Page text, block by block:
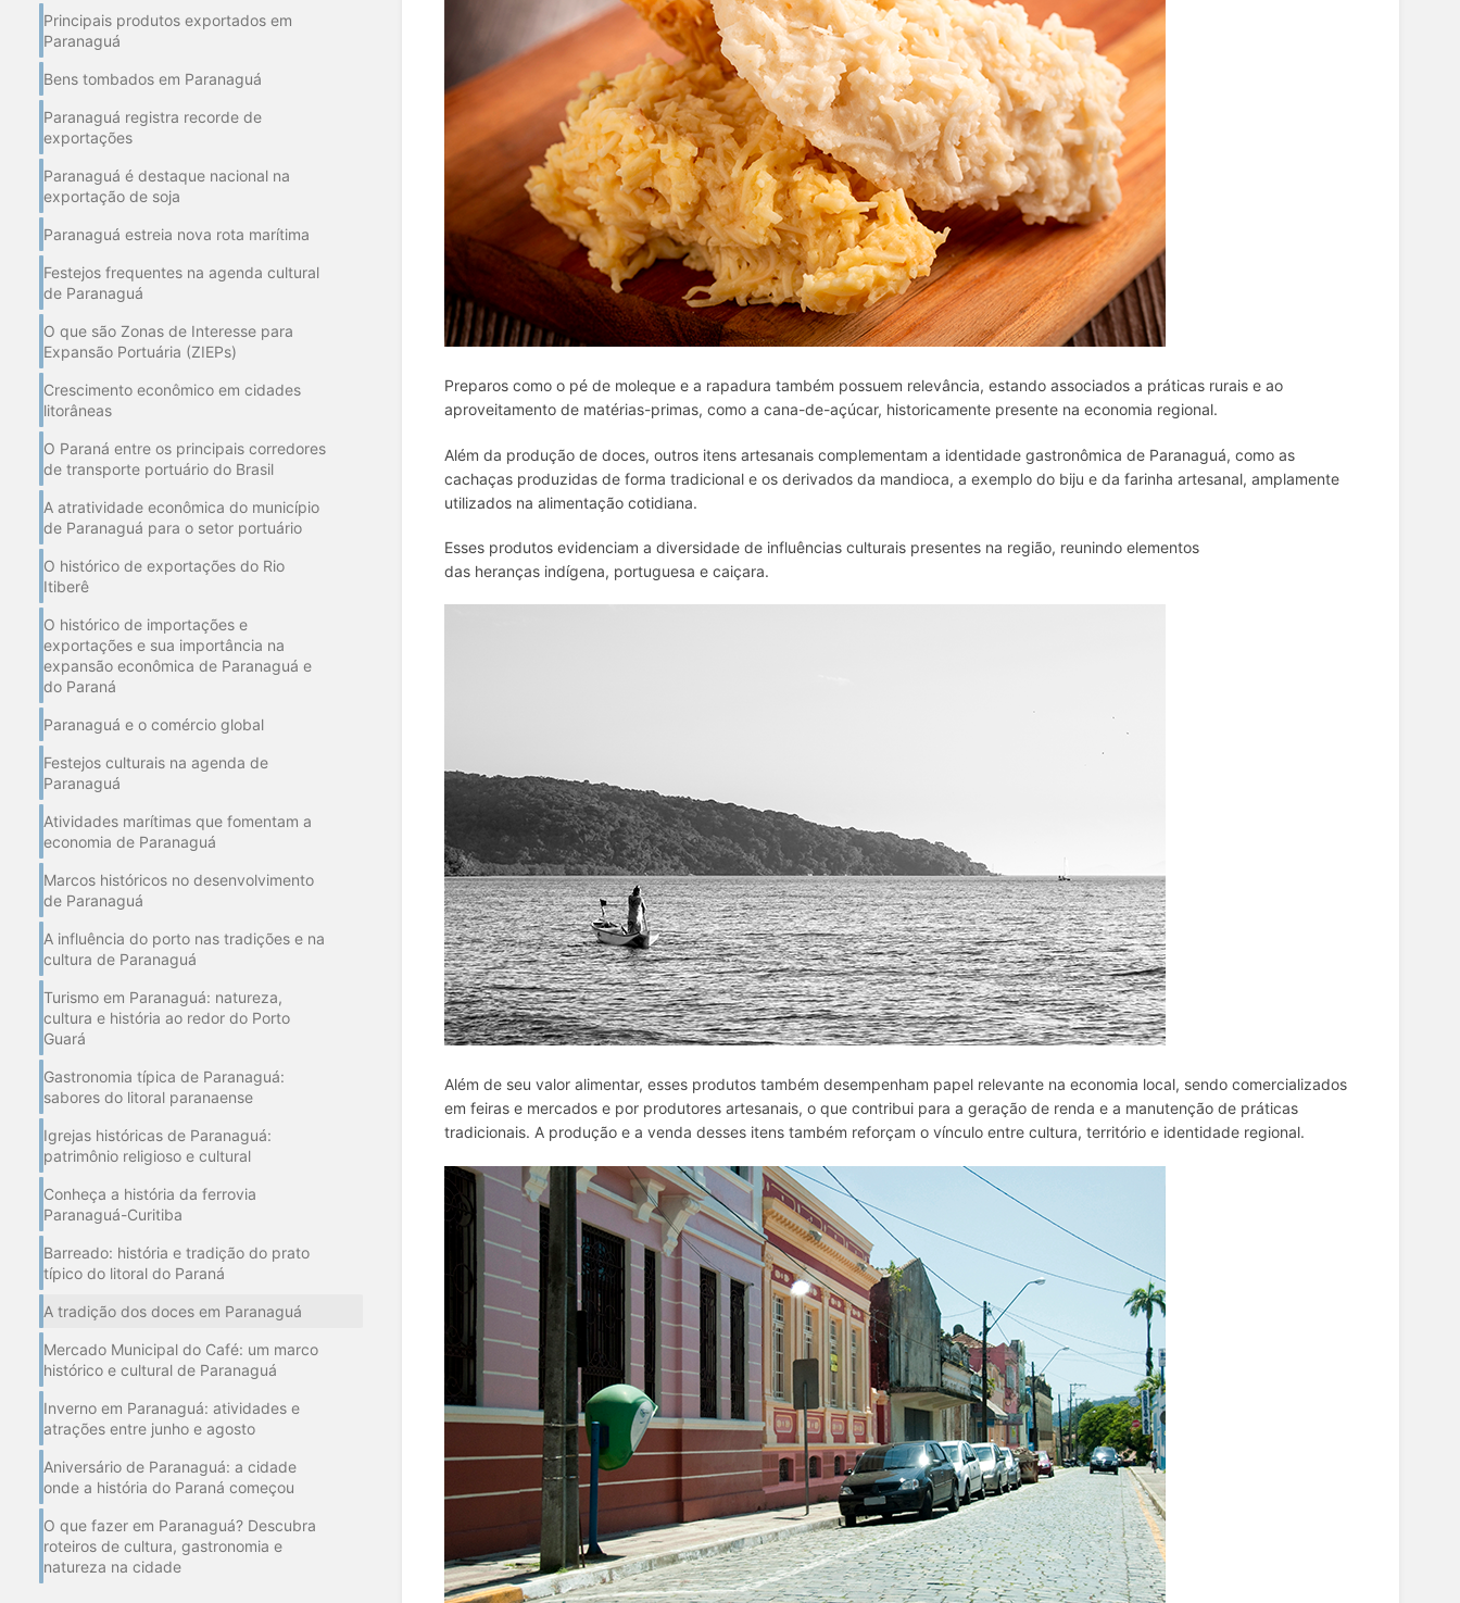
Principais produtos exportados em
Paranaguá
Bens tombados em Paranaguá
Paranaguá registra recorde de
exportações
Paranaguá é destaque nacional na
exportação de soja
Paranaguá estreia nova rota marítima
Festejos frequentes na agenda cultural
de Paranaguá
O que são Zonas de Interesse para
Expansão Portuária (ZIEPs)
Crescimento econômico em cidades
litorâneas
O Paraná entre os principais corredores
de transporte portuário do Brasil
A atratividade econômica do município
de Paranaguá para o setor portuário
O histórico de exportações do Rio
Itiberê
O histórico de importações e
exportações e sua importância na
expansão econômica de Paranaguá e
do Paraná
Paranaguá e o comércio global
Festejos culturais na agenda de
Paranaguá
Atividades marítimas que fomentam a
economia de Paranaguá
Marcos históricos no desenvolvimento
de Paranaguá
A influência do porto nas tradições e na
cultura de Paranaguá
Turismo em Paranaguá: natureza,
cultura e história ao redor do Porto
Guará
Gastronomia típica de Paranaguá:
sabores do litoral paranaense
Igrejas históricas de Paranaguá:
patrimônio religioso e cultural
Conheça a história da ferrovia
Paranaguá-Curitiba
Barreado: história e tradição do prato
típico do litoral do Paraná
A tradição dos doces em Paranaguá
Mercado Municipal do Café: um marco
histórico e cultural de Paranaguá
Inverno em Paranaguá: atividades e
atrações entre junho e agosto
Aniversário de Paranaguá: a cidade
onde a história do Paraná começou
O que fazer em Paranaguá? Descubra
roteiros de cultura, gastronomia e
natureza na cidade
Preparos como o pé de moleque e a rapadura também possuem relevância, estando associados a práticas rurais e ao
aproveitamento de matérias-primas, como a cana-de-açúcar, historicamente presente na economia regional.
Além da produção de doces, outros itens artesanais complementam a identidade gastronômica de Paranaguá, como as
cachaças produzidas de forma tradicional e os derivados da mandioca, a exemplo do biju e da farinha artesanal, amplamente
utilizados na alimentação cotidiana.
Esses produtos evidenciam a diversidade de influências culturais presentes na região, reunindo elementos
das heranças indígena, portuguesa e caiçara.
Além de seu valor alimentar, esses produtos também desempenham papel relevante na economia local, sendo comercializados
em feiras e mercados e por produtores artesanais, o que contribui para a geração de renda e a manutenção de práticas
tradicionais. A produção e a venda desses itens também reforçam o vínculo entre cultura, território e identidade regional.